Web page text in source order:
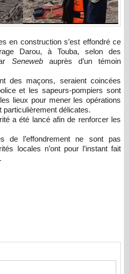
Darou, à Touba, selon des
Senewebauprès d’un témoin
des maçons, seraient coincées
et les sapeurs-pompiers sont
lieux pour mener les opérations
particulièrement délicates.
a été lancé afin de renforcer les
de l’effondrement ne sont pas
locales n’ont pour l’instant fait